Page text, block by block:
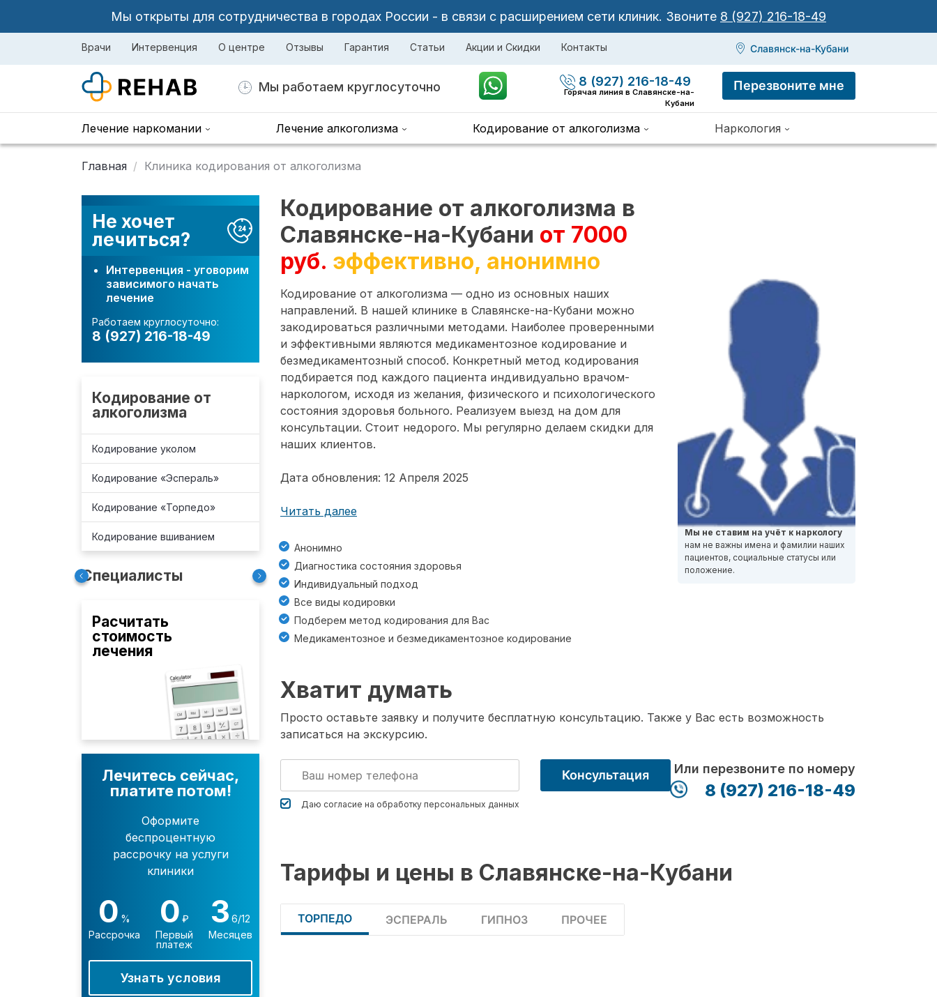
Мы открыты для сотрудничества в городах России - в связи с расширением сети клиник. Звоните 8 (927) 216-18-49
Врачи Интервенция О центре Отзывы Гарантия Статьи Акции и Скидки Контакты Славянск-на-Кубани
Мы работаем круглосуточно 8 (927) 216-18-49
Горячая линия в Славянске-на-
Кубани
Перезвоните мне
Лечение наркомании Лечение алкоголизма Кодирование от алкоголизма Наркология
Главная Клиника кодирования от алкоголизма
Не хочет
лечиться?
Интервенция - уговорим
зависимого начать
лечение
Работаем круглосуточно:
8 (927) 216-18-49
Кодирование от
алкоголизма
Кодирование уколом
Кодирование «Эспераль»
Кодирование «Торпедо»
Кодирование вшиванием
Специалисты
Расчитать
стоимость
лечения
Лечитесь сейчас,
платите потом!
Оформите
беспроцентную
рассрочку на услуги
клиники
0 %
Рассрочка
0 ₽
Первый
платеж
3 6/12
Месяцев
Узнать условия
Кодирование от алкоголизма в
Славянске-на-Кубани от 7000
руб. эффективно, анонимно
Кодирование от алкоголизма — одно из основных наших
направлений. В нашей клинике в Славянске-на-Кубани можно
закодироваться различными методами. Наиболее проверенными
и эффективными являются медикаментозное кодирование и
безмедикаментозный способ. Конкретный метод кодирования
подбирается под каждого пациента индивидуально врачом-
наркологом, исходя из желания, физического и психологического
состояния здоровья больного. Реализуем выезд на дом для
консультации. Стоит недорого. Мы регулярно делаем скидки для
наших клиентов.
Дата обновления: 12 Апреля 2025
Читать далее
Анонимно
Диагностика состояния здоровья
Индивидуальный подход
Все виды кодировки
Подберем метод кодирования для Вас
Медикаментозное и безмедикаментозное кодирование
Мы не ставим на учёт к наркологу
нам не важны имена и фамилии наших
пациентов, социальные статусы или
положение.
Хватит думать
Просто оставьте заявку и получите бесплатную консультацию. Также у Вас есть возможность
записаться на экскурсию.
Даю согласие на обработку персональных данных
Консультация Или перезвоните по номеру
8 (927) 216-18-49
Тарифы и цены в Славянске-на-Кубани
ТОРПЕДО ЭСПЕРАЛЬ ГИПНОЗ ПРОЧЕЕ